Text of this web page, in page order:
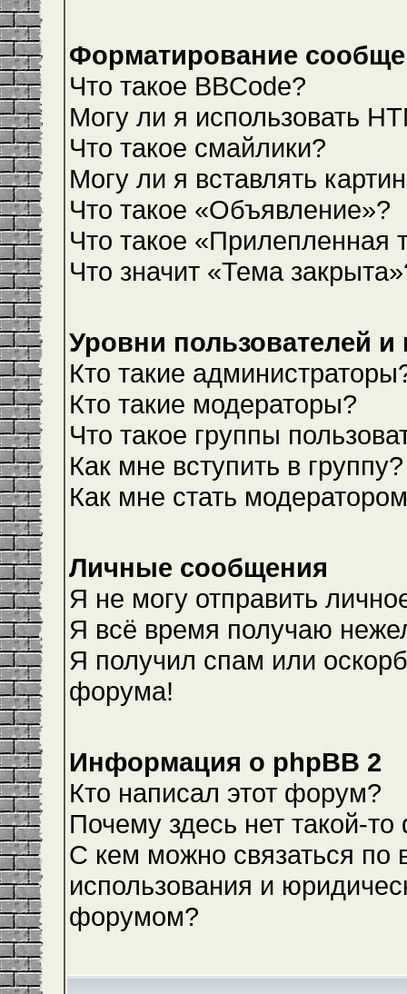
Форматирование
Что такое BBCode?
Могу ли я использовать
Что такое смайлики?
Могу ли я вставлять
Что такое «Объявление»?
Что такое «Прилепленная
Что значит «Тема
Уровни пользователей и
Кто такие
Кто такие модераторы?
Что такое группы
Как мне вступить в группу?
Как мне стать
Личные сообщения
Я не могу отправить
Я всё время получаю
Я получил спам или
форума!
Информация о phpBB 2
Кто написал этот форум?
Почему здесь нет такой-
С кем можно связаться по
использования и
форумом?